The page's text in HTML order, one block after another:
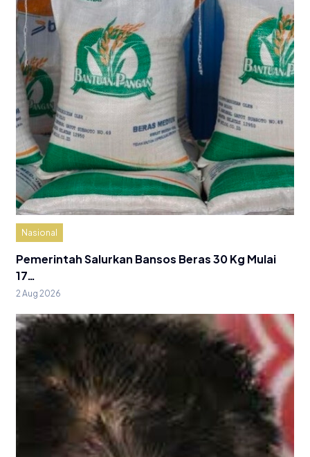
Nasional
Pemerintah Salurkan Bansos Beras 30 Kg Mulai
17…
2 Aug 2026